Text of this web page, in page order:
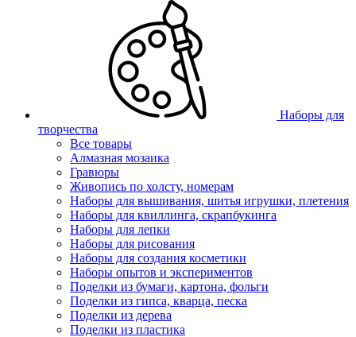
Наборы для
творчества
Все товары
Алмазная мозаика
Гравюры
Живопись по холсту, номерам
Наборы для вышивания, шитья игрушки, плетения
Наборы для квиллинга, скрапбукинга
Наборы для лепки
Наборы для рисования
Наборы для создания косметики
Наборы опытов и экспериментов
Поделки из бумаги, картона, фольги
Поделки из гипса, кварца, песка
Поделки из дерева
Поделки из пластика